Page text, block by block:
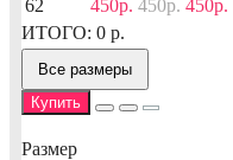
62 450р. 450р. 450р.
ИТОГО: 0 р.
Все размеры
Купить
Размер